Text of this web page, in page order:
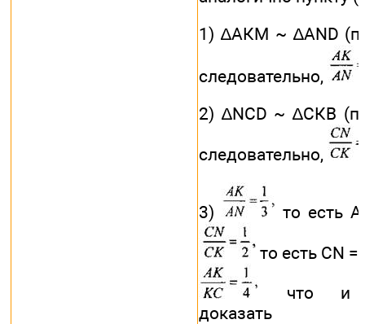
1) ∆АКМ ~ ∆AND
следовательно,
2) ∆NCD ~ ∆СКВ
следовательно,
3)
то есть
то есть CN
что и
доказать